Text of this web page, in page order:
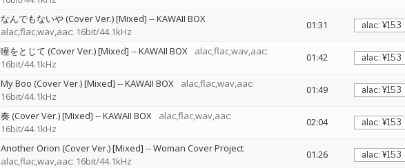
なんでもないや (Cover Ver.) [Mixed] --KAWAII BOX
alac,flac,wav,aac: 16bit/44.1kHz
01:31
瞳をとじて (Cover Ver.) [Mixed] --KAWAII BOX
alac,flac,wav,aac:
16bit/44.1kHz
01:42
My Boo (Cover Ver.) [Mixed] --KAWAII BOX
alac,flac,wav,aac:
16bit/44.1kHz
01:49
奏 (Cover Ver.) [Mixed] --KAWAII BOX
alac,flac,wav,aac:
16bit/44.1kHz
02:04
Another Orion (Cover Ver.) [Mixed] --Woman Cover Project
alac,flac,wav,aac: 16bit/44.1kHz
01:26